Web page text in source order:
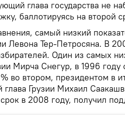
глава государства не
баллотируясь на второй
самый низкий
Левона Тер-Петросяна. В
Один из самых
Мирча Снегур, в 1996 году
во втором, президентом в
Грузии Михаил
в 2008 году, получил